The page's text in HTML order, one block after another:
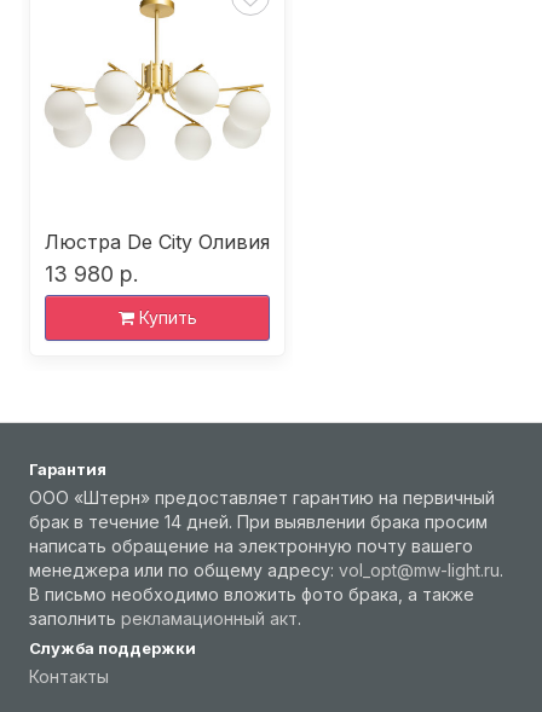
Люстра De City Оливия
13 980 р.
Купить
Гарантия
ООО «Штерн» предоставляет гарантию на первичный
брак в течение 14 дней. При выявлении брака просим
написать обращение на электронную почту вашего
менеджера или по общему адресу: vol_opt@mw-light.ru.
В письмо необходимо вложить фото брака, а также
заполнить рекламационный акт.
Служба поддержки
Контакты